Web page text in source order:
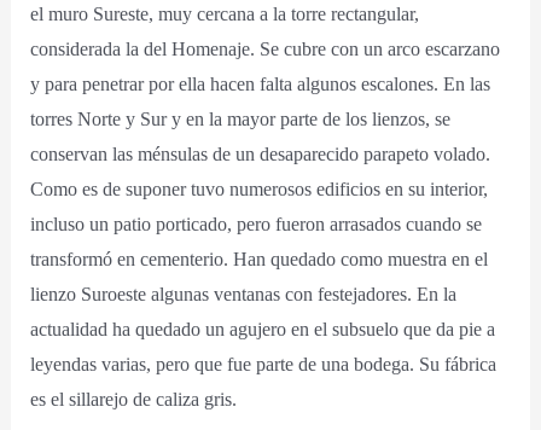
el muro Sureste, muy cercana a la torre rectangular,
considerada la del Homenaje. Se cubre con un arco escarzano
y para penetrar por ella hacen falta algunos escalones. En las
torres Norte y Sur y en la mayor parte de los lienzos, se
conservan las ménsulas de un desaparecido parapeto volado.
Como es de suponer tuvo numerosos edificios en su interior,
incluso un patio porticado, pero fueron arrasados cuando se
transformó en cementerio. Han quedado como muestra en el
lienzo Suroeste algunas ventanas con festejadores. En la
actualidad ha quedado un agujero en el subsuelo que da pie a
leyendas varias, pero que fue parte de una bodega. Su fábrica
es el sillarejo de caliza gris.